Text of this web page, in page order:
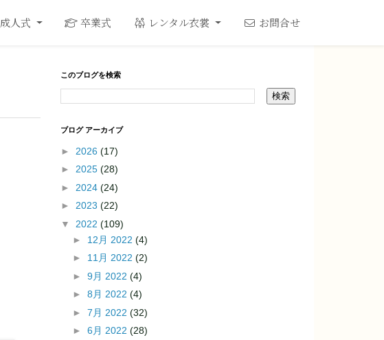
成人式 卒業式 レンタル衣裳 お問合せ
このブログを検索
ブログ アーカイブ
► 2026 (17)
► 2025 (28)
► 2024 (24)
► 2023 (22)
▼ 2022 (109)
► 12月 2022 (4)
► 11月 2022 (2)
► 9月 2022 (4)
► 8月 2022 (4)
► 7月 2022 (32)
► 6月 2022 (28)